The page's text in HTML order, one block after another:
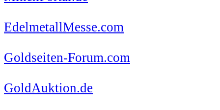
EdelmetallMesse.com
Goldseiten-Forum.com
GoldAuktion.de